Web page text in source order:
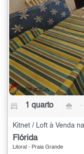
1 quarto -
Kitnet / Loft à Venda
Flórida
Litoral - Praia Grande